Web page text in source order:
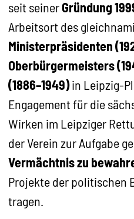
seit seinerGründung
Arbeitsort des
Ministerpräsidenten
Oberbürgermeisters
(1886–1949)in Leipzig-
Engagement für die
Wirken im Leipziger
der Verein zur Aufgabe
Vermächtnis zu
Projekte der politischen
tragen.